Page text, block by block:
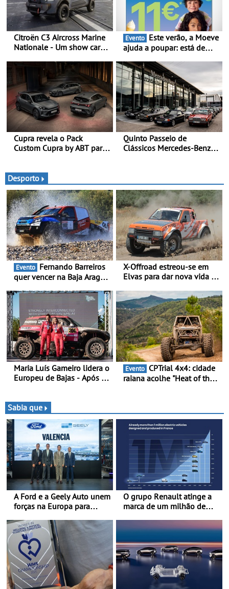
Citroën C3 Aircross Marine
Nationale - Um show car
anos de compromisso e
inovação
Evento
ajuda a poupar: está de
Volta” com descontos de
até 11€
Cupra revela o Pack
Custom Cupra by ABT para
Quinto Passeio de
Clássicos Mercedes-Benz
Desporto
Evento
quer vencer na Baja Aragón
título da Taça do Mundo de
X-Offroad estreou-se em
Elvas para dar nova vida às
terreno - Primeira prova do
novo troféu juntou 14
pilotos no Alto Alentejo,
com viaturas T0, T8 e TA
em competição
Maria Luís Gameiro lidera o
Europeu de Bajas - Após a
Evento
raiana acolhe "Heat of the
Sabia que
A Ford e a Geely Auto unem
forças na Europa para
multienergia de última
geração em Espanha
O grupo Renault atinge a
marca de um milhão de
in France” desde 2010